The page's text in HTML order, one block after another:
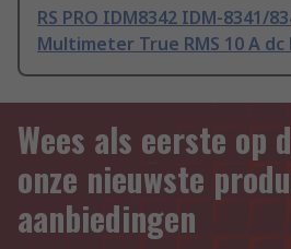
RS PRO IDM8342 IDM-8341/
Multimeter True RMS 10 A dc
Wees als eerste op
onze nieuwste
aanbiedingen